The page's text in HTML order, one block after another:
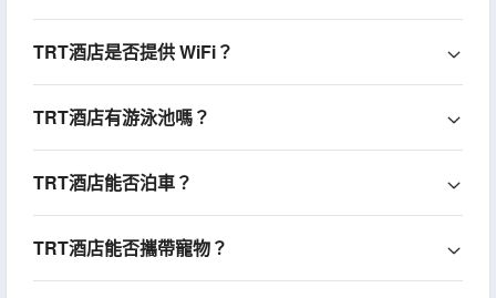
TRT酒店是否提供 WiFi？
TRT酒店有游泳池嗎？
TRT酒店能否泊車？
TRT酒店能否攜帶寵物？